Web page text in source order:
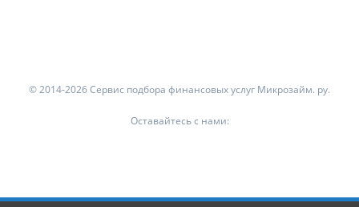
© 2014-2026 Сервис подбора финансовых услуг Микрозайм. ру.
Оставайтесь с нами: